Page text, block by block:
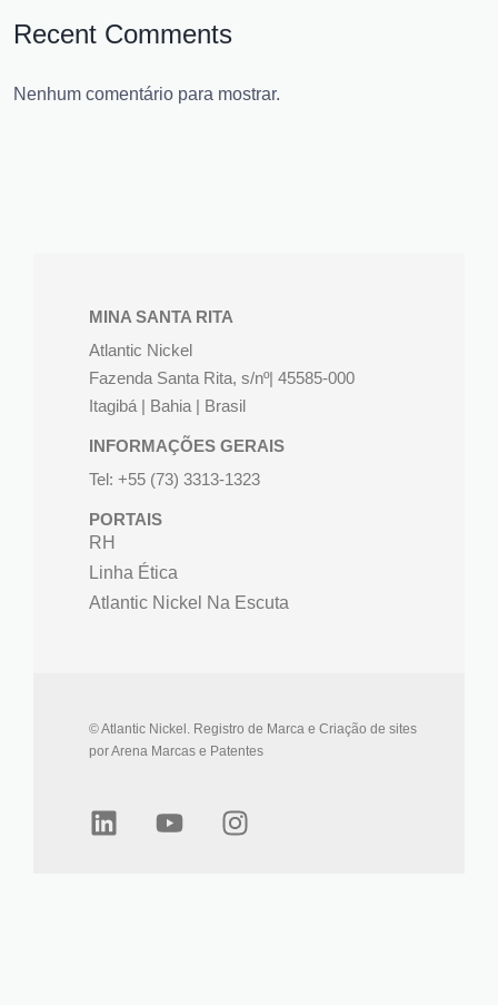
Recent Comments
Nenhum comentário para mostrar.
MINA SANTA RITA
Atlantic Nickel
Fazenda Santa Rita, s/nº| 45585-000
Itagibá | Bahia | Brasil
INFORMAÇÕES GERAIS
Tel: +55 (73) 3313-1323
PORTAIS
RH
Linha Ética
Atlantic Nickel Na Escuta
© Atlantic Nickel. Registro de Marca e Criação de sites
por Arena Marcas e Patentes